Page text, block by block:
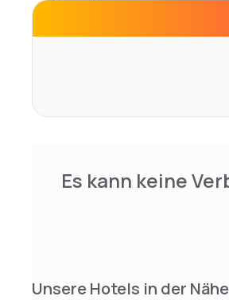
Es kann keine
Unsere Hotels in der Nähe